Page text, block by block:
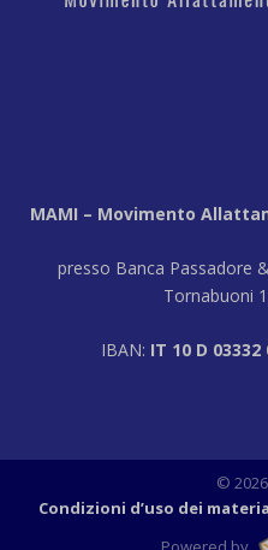
MAMI – Movimento
presso Banca Passadore
Tornabuoni
IBAN: IT 10 D 03332
©
Condizioni d’uso dei